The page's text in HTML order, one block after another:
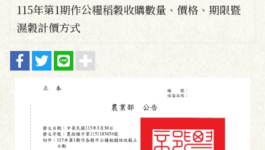
115年第1期作公糧稻穀收購數量、價格、期限暨
濕穀計價方式